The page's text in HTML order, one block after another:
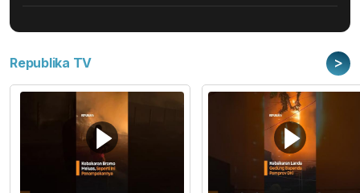
Republika TV >